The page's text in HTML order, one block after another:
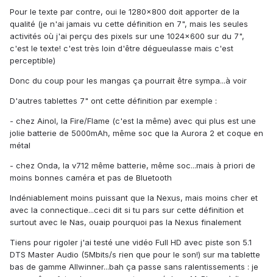
Pour le texte par contre, oui le 1280x800 doit apporter de la
qualité (je n'ai jamais vu cette définition en 7", mais les seules
activités où j'ai perçu des pixels sur une 1024x600 sur du 7",
c'est le texte! c'est très loin d'être dégueulasse mais c'est
perceptible)
Donc du coup pour les mangas ça pourrait être sympa...à voir
D'autres tablettes 7" ont cette définition par exemple :
- chez Ainol, la Fire/Flame (c'est la même) avec qui plus est une
jolie batterie de 5000mAh, même soc que la Aurora 2 et coque en
métal
- chez Onda, la v712 même batterie, même soc...mais à priori de
moins bonnes caméra et pas de Bluetooth
Indéniablement moins puissant que la Nexus, mais moins cher et
avec la connectique...ceci dit si tu pars sur cette définition et
surtout avec le Nas, ouaip pourquoi pas la Nexus finalement
Tiens pour rigoler j'ai testé une vidéo Full HD avec piste son 5.1
DTS Master Audio (5Mbits/s rien que pour le son!) sur ma tablette
bas de gamme Allwinner...bah ça passe sans ralentissements : je